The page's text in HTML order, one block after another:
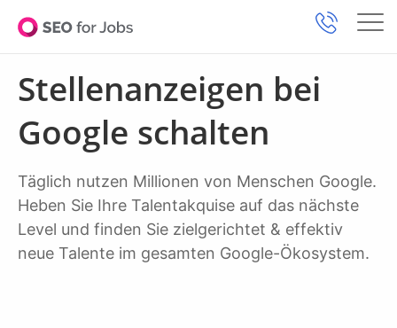
Stellenanzeigen bei
Google schalten
Täglich nutzen Millionen von Menschen Google.
Heben Sie Ihre Talentakquise auf das nächste
Level und finden Sie zielgerichtet & effektiv
neue Talente im gesamten Google-Ökosystem.